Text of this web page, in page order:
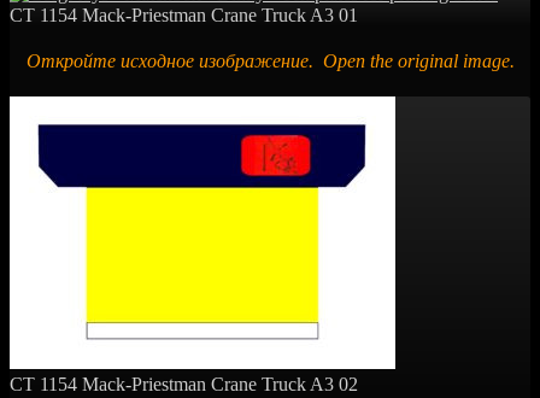
CT 1154 Mack-Priestman Crane Truck A3 01
Откройте исходное изображение. Open the original image.
CT 1154 Mack-Priestman Crane Truck A3 02